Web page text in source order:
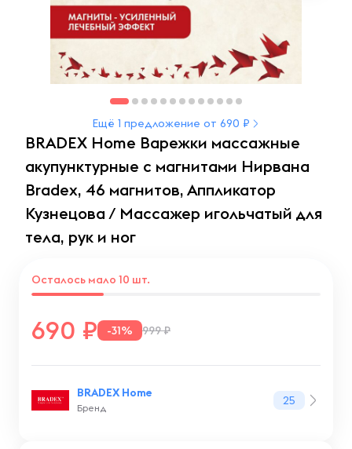
Ещё 1 предложение от 690 ₽
BRADEX Home Варежки массажные
акупунктурные с магнитами Нирвана
Bradex, 46 магнитов, Аппликатор
Кузнецова / Массажер игольчатый для
тела, рук и ног
690 -31% 999 ₽
Осталось мало 10 шт.
BRADEX Home
Бренд
25